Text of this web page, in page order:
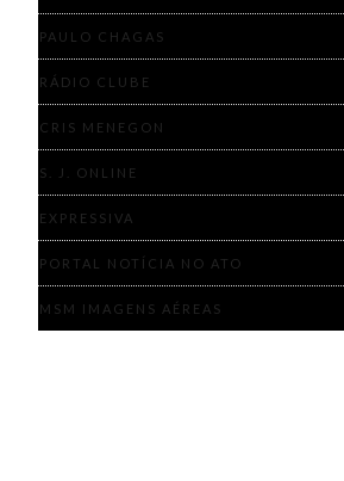
PAULO CHAGAS
RÁDIO CLUBE
CRIS MENEGON
S. J. ONLINE
EXPRESSIVA
PORTAL NOTÍCIA NO ATO
MSM IMAGENS AÉREAS